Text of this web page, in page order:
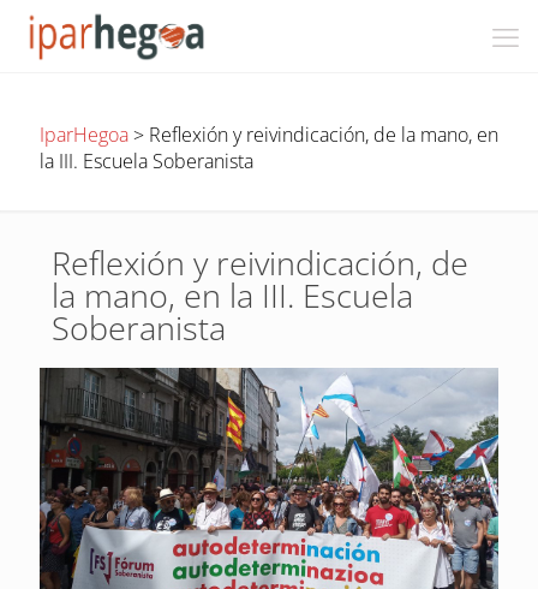
IparHegoa> Reflexión y reivindicación, de la mano, en
la III. Escuela Soberanista
Reflexión y reivindicación, de
la mano, en la III. Escuela
Soberanista